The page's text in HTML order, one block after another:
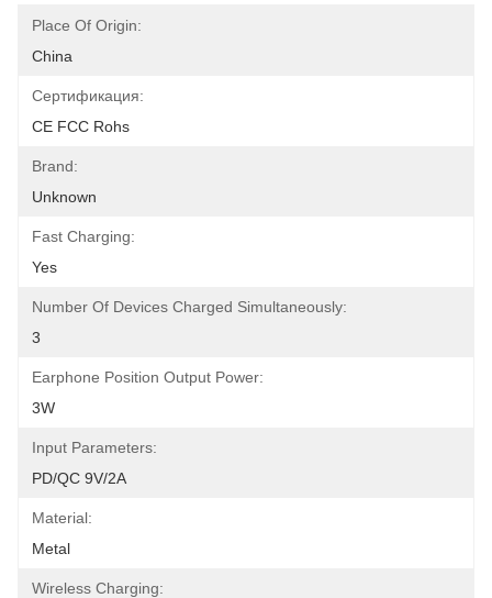
Place Of Origin:
China
Сертификация:
CE FCC Rohs
Brand:
Unknown
Fast Charging:
Yes
Number Of Devices Charged Simultaneously:
3
Earphone Position Output Power:
3W
Input Parameters:
PD/QC 9V/2A
Material:
Metal
Wireless Charging: